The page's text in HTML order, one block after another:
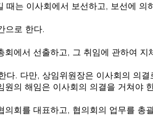
에서 보선하고, 보선에 의하여
한다.
에서 선출하고, 그 취임에 관하여 지
장은 이사회의 의결로
회의 의결을 거쳐야 한
회를 대표하고, 협의회의 업무를 총